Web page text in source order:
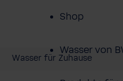
Shop
Wasser von
Wasser für Zuhause